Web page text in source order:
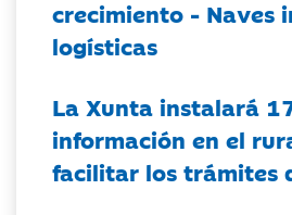
crecimiento - Naves
logísticas
La Xunta instalará
información en el
facilitar los trámites